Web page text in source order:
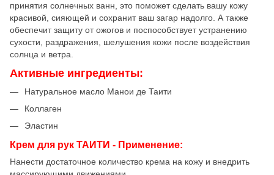
принятия солнечных ванн, это поможет сделать вашу кожу
красивой, сияющей и сохранит ваш загар надолго. А также
обеспечит защиту от ожогов и поспособствует устранению
сухости, раздражения, шелушения кожи после воздействия
солнца и ветра.
Активные ингредиенты:
Натуральное масло Манои де Таити
Коллаген
Эластин
Крем для рук ТАИТИ - Применение:
Нанести достаточное количество крема на кожу и внедрить